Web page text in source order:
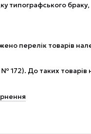
типографського
перелік товарів
172). До таких товарів